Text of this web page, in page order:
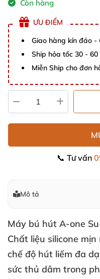
Còn hàng
ƯU ĐIỂM
Giao hàng kín đáo -
Ship hỏa tốc 30 - 60
Miễn Ship cho đơn
📞 Tư vấn
Mô tả
Máy bú hút A-one
Chất liệu silicone mịn
chế độ hút liếm đa
sức thủ dâm trong